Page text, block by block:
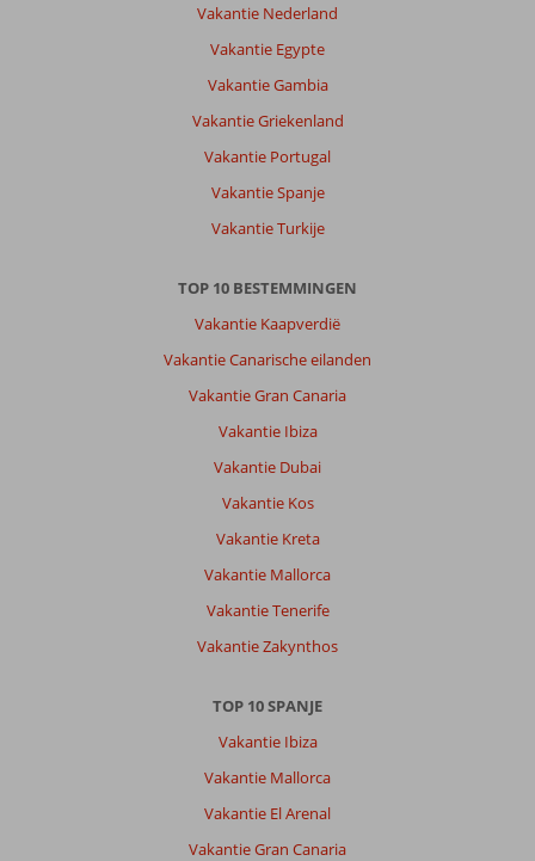
Vakantie Nederland
Vakantie Egypte
Vakantie Gambia
Vakantie Griekenland
Vakantie Portugal
Vakantie Spanje
Vakantie Turkije
TOP 10 BESTEMMINGEN
Vakantie Kaapverdië
Vakantie Canarische eilanden
Vakantie Gran Canaria
Vakantie Ibiza
Vakantie Dubai
Vakantie Kos
Vakantie Kreta
Vakantie Mallorca
Vakantie Tenerife
Vakantie Zakynthos
TOP 10 SPANJE
Vakantie Ibiza
Vakantie Mallorca
Vakantie El Arenal
Vakantie Gran Canaria